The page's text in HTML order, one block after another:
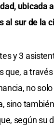
ubicada
al sur de la
y 3
que, a
no
sino
según su